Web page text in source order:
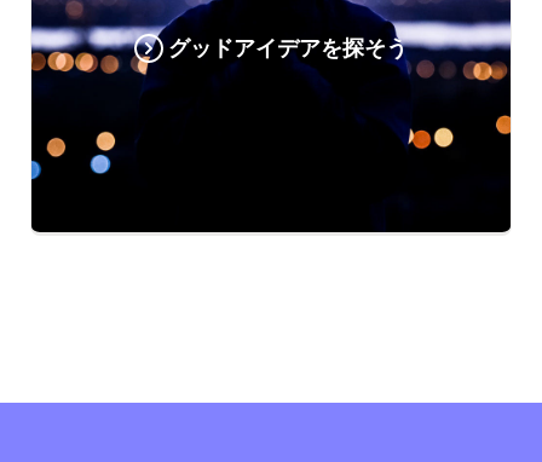
グッドアイデアを探そう